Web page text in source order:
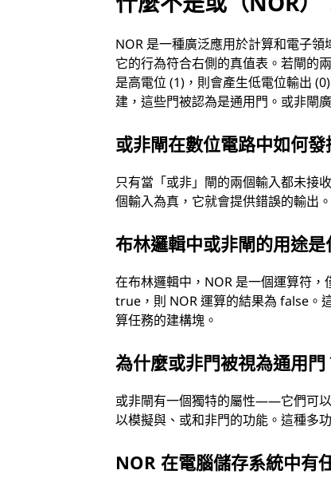
NOR 是一種廣泛應用於計算和電子
它的行為符合右側的真值表。若閘的
是高電位 (1)，則會產生低電位輸出
建，這些門被認為是通用門。或非閘
或非閘在數位電路中如何發
只有當「或非」閘的兩個輸入都未接
個輸入為真，它就會提供錯誤的輸出
布林邏輯中或非閘的用途是
在布林邏輯中，NOR 是一個運算符
true，則 NOR 運算的結果為 false。
算任務的建構塊。
為什麼或非門被視為通用門
或非閘有一個獨特的屬性——它們可
以模擬與、或和非門的功能。這種多
NOR 在電腦儲存系統中有